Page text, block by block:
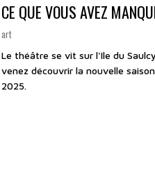
CE QUE VOUS AVEZ
art
Le théâtre se vit sur l'Ile du Saulcy,
venez découvrir la nouvelle
2025.